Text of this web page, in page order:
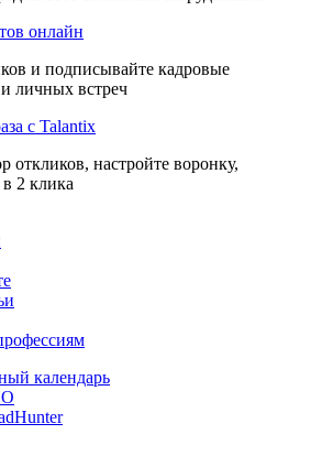
онлайн
и подписывайте кадровые
личных встреч
с Talantix
откликов, настройте воронку,
2 клика
календарь